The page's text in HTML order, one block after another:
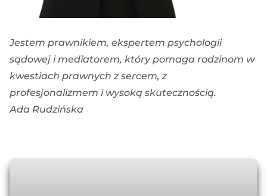
Jestem prawnikiem, ekspertem psychologii
sądowej i mediatorem, który pomaga rodzinom w
kwestiach prawnych z sercem, z
profesjonalizmem i wysoką skutecznością.
Ada Rudzińska